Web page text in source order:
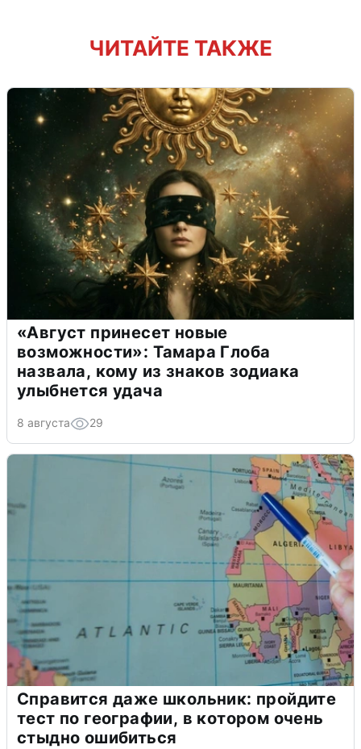
ЧИТАЙТЕ ТАКЖЕ
«Август принесет новые
возможности»: Тамара Глоба
назвала, кому из знаков зодиака
улыбнется удача
8 августа 29
Справится даже школьник: пройдите
тест по географии, в котором очень
стыдно ошибиться